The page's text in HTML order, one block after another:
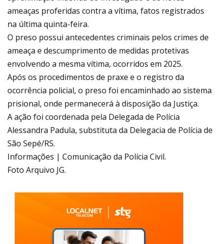
ameaças proferidas contra a vítima, fatos registrados
na última quinta-feira.
O preso possui antecedentes criminais pelos crimes de
ameaça e descumprimento de medidas protetivas
envolvendo a mesma vítima, ocorridos em 2025.
Após os procedimentos de praxe e o registro da
ocorrência policial, o preso foi encaminhado ao sistema
prisional, onde permanecerá à disposição da Justiça.
A ação foi coordenada pela Delegada de Polícia
Alessandra Padula, substituta da Delegacia de Polícia de
São Sepé/RS.
Informações | Comunicação da Polícia Civil.
Foto Arquivo JG.